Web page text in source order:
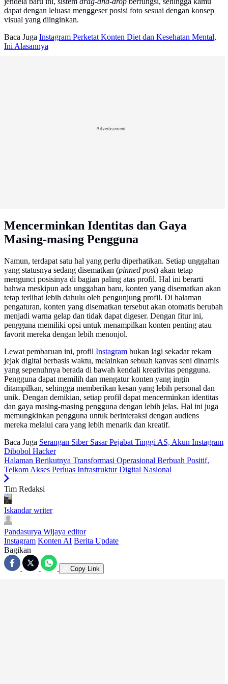
dapat dengan leluasa menggeser posisi foto sesuai dengan konsep
visual yang diinginkan.
Baca Juga Instagram Perketat Konten Diet dan Kesehatan Mental,
Ini Alasannya
Advertisement
Mencerminkan Identitas dan Gaya
Masing-masing Pengguna
Namun, terdapat satu hal yang perlu diperhatikan. Setiap unggahan
yang statusnya sedang disematkan (pinned post) akan tetap
mengunci posisinya di bagian paling atas profil. Hal ini berarti
bahwa meskipun ada unggahan baru, konten yang disematkan akan
tetap terlihat lebih dahulu oleh pengunjung profil. Di halaman
pengaturan, konten yang disematkan tersebut akan otomatis berubah
menjadi warna gelap dan tidak dapat digeser. Dengan fitur ini,
pengguna memiliki opsi untuk menampilkan konten penting atau
favorit mereka dengan lebih menonjol.
Lewat pembaruan ini, profil Instagram bukan lagi sekadar rekam
jejak digital berbasis waktu, melainkan sebuah kanvas seni dinamis
yang sepenuhnya berada di bawah kendali kreativitas pengguna.
Pengguna dapat memilih dan mengatur konten yang ingin
ditampilkan, sehingga memberikan kesan yang lebih personal dan
unik. Dengan demikian, setiap profil dapat mencerminkan identitas
dan gaya masing-masing pengguna dengan lebih jelas. Hal ini juga
memungkinkan pengguna untuk berinteraksi dengan audiens
mereka melalui cara yang lebih menarik dan kreatif.
Baca Juga Serangan Siber Sasar Pejabat Tinggi AS, Akun Instagram
Dibobol Hacker
Halaman Berikutnya Transformasi Operasional Berbuah Positif,
Telkom Akses Perluas Infrastruktur Digital Nasional
Tim Redaksi
Iskandar writer
Pandasurya Wijaya editor
Instagram Konten AI Berita Update
Bagikan
Copy Link